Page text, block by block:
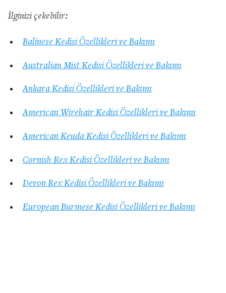
İlginizi çekebilir:
Balinese Kedisi Özellikleri ve Bakımı
Australian Mist Kedisi Özellikleri ve Bakımı
Ankara Kedisi Özellikleri ve Bakımı
American Wirehair Kedisi Özellikleri ve Bakımı
American Keuda Kedisi Özellikleri ve Bakımı
Cornish Rex Kedisi Özellikleri ve Bakımı
Devon Rex Kedisi Özellikleri ve Bakımı
European Burmese Kedisi Özellikleri ve Bakımı